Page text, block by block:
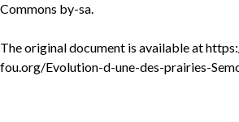
Commons by-sa.
The original document is available at
fou.org/Evolution-d-une-des-prairies-